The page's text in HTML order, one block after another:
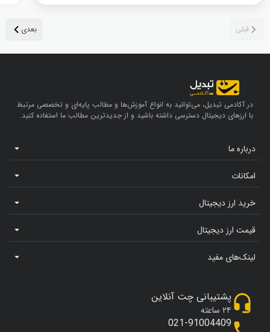
در آکادمی تبدیل، می‌توانید به انواع آموزش‌ها و مطالب پایه‌ای و تخصصی مرتبط
با ارزهای دیجیتال دسترسی داشته باشید و از جدیدترین مطالب ما استفاده کنید.
درباره ما
امکانات
خرید ارز دیجیتال
قیمت ارز دیجیتال
لینک‌های مفید
پشتیبانی چت آنلاین
۲۴ ساعته
021-91004409